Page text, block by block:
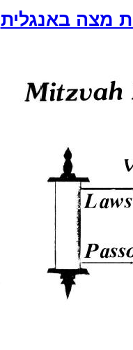
מצה באנגלית